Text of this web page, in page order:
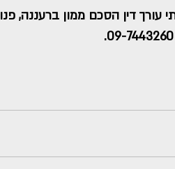
עורך דין הסכם ממון ברעננה,